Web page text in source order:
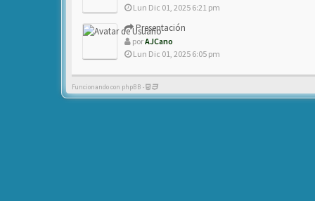
Lun Dic 01, 2025 6:21 pm
Presentación
porAJCano
Lun Dic 01, 2025 6:05 pm
Funcionando con phpBB -